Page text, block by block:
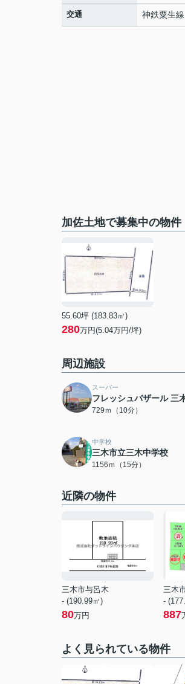
交通 神鉄粟生線
加佐土地で募集中の物件
55.60坪 (183.83㎡)
280万円(5.04万円/坪)
周辺施設
スーパー
フレッシュバザール 三
729ｍ（10分）
中学校
三木市立三木中学校
1156ｍ（15分）
近隣の物件
三木市与呂木
- (190.99㎡)
80万円
三木
-
887
よく見られている物件